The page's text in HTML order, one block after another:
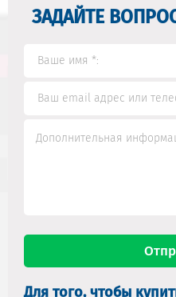
ЗАДАЙТЕ
Для того, чтобы